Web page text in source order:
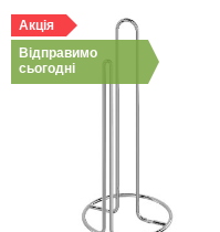
Акція
Відправимо
сьогодні